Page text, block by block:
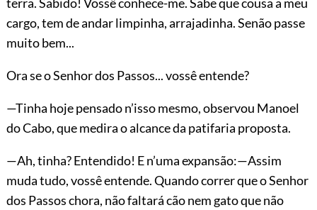
terra. Sabido! Vossê conhece-me. Sabe que cousa a meu
cargo, tem de andar limpinha, arrajadinha. Senão passe
muito bem...
Ora se o Senhor dos Passos... vossê entende?
—Tinha hoje pensado n’isso mesmo, observou Manoel
do Cabo, que medira o alcance da patifaria proposta.
—Ah, tinha? Entendido! E n’uma expansão:—Assim
muda tudo, vossê entende. Quando correr que o Senhor
dos Passos chora, não faltará cão nem gato que não